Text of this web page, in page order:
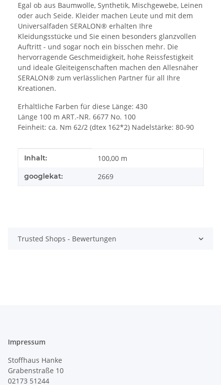
Egal ob aus Baumwolle, Synthetik, Mischgewebe, Leinen
oder auch Seide. Kleider machen Leute und mit dem
Universalfaden SERALON® erhalten Ihre
Kleidungsstücke und Sie einen besonders glanzvollen
Auftritt - und sogar noch ein bisschen mehr. Die
hervorragende Geschmeidigkeit, hohe Reissfestigkeit
und ideale Gleiteigenschaften machen den Allesnäher
SERALON® zum verlässlichen Partner für all Ihre
Kreationen.
Erhältliche Farben für diese Länge: 430
Länge 100 m ART.-NR. 6677 No. 100
Feinheit: ca. Nm 62/2 (dtex 162*2) Nadelstärke: 80-90
Produkteigenschaft
Wert
Inhalt: 100,00 m
googlekat: 2669
Trusted Shops - Bewertungen
Impressum
Stoffhaus Hanke
Grabenstraße 10
02173 51244